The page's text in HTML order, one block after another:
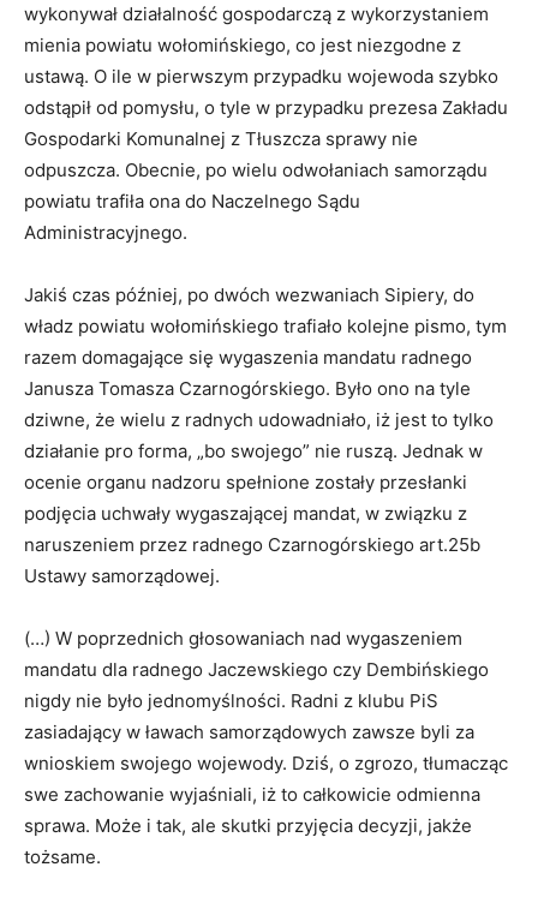
wykonywał działalność gospodarczą z wykorzystaniem
mienia powiatu wołomińskiego, co jest niezgodne z
ustawą. O ile w pierwszym przypadku wojewoda szybko
odstąpił od pomysłu, o tyle w przypadku prezesa Zakładu
Gospodarki Komunalnej z Tłuszcza sprawy nie
odpuszcza. Obecnie, po wielu odwołaniach samorządu
powiatu trafiła ona do Naczelnego Sądu
Administracyjnego.
Jakiś czas później, po dwóch wezwaniach Sipiery, do
władz powiatu wołomińskiego trafiało kolejne pismo, tym
razem domagające się wygaszenia mandatu radnego
Janusza Tomasza Czarnogórskiego. Było ono na tyle
dziwne, że wielu z radnych udowadniało, iż jest to tylko
działanie pro forma, „bo swojego” nie ruszą. Jednak w
ocenie organu nadzoru spełnione zostały przesłanki
podjęcia uchwały wygaszającej mandat, w związku z
naruszeniem przez radnego Czarnogórskiego art.25b
Ustawy samorządowej.
(…) W poprzednich głosowaniach nad wygaszeniem
mandatu dla radnego Jaczewskiego czy Dembińskiego
nigdy nie było jednomyślności. Radni z klubu PiS
zasiadający w ławach samorządowych zawsze byli za
wnioskiem swojego wojewody. Dziś, o zgrozo, tłumacząc
swe zachowanie wyjaśniali, iż to całkowicie odmienna
sprawa. Może i tak, ale skutki przyjęcia decyzji, jakże
tożsame.